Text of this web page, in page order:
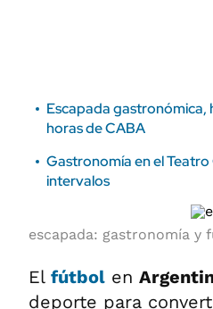
Escapada gastronómica,
horas de CABA
Gastronomía en el
intervalos
escapada: gastronomía y
El fútbol en
deporte para